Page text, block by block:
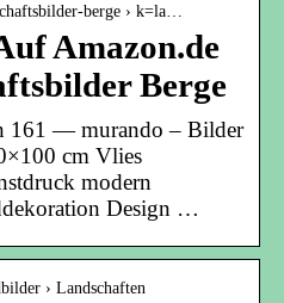
berge › k=la…
Amazon.de
Berge
161 — murando – Bilder
cm Vlies
modern
Design …
› Landschaften